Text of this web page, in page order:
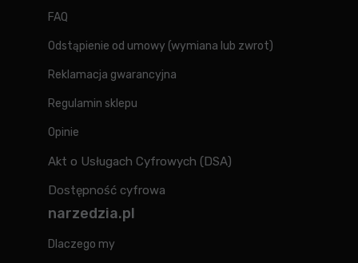
FAQ
Odstąpienie od umowy (wymiana lub zwrot)
Reklamacja gwarancyjna
Regulamin sklepu
Opinie
Akt o Usługach Cyfrowych (DSA)
Dostępność cyfrowa
narzedzia.pl
Dlaczego my